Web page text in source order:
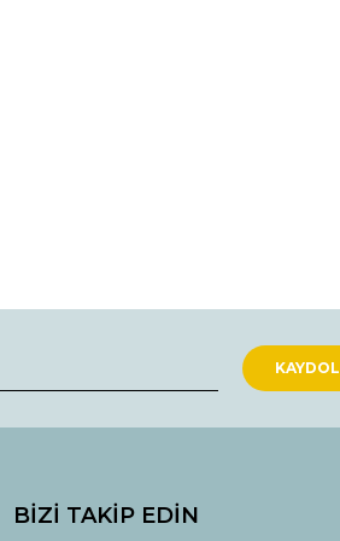
KAYDOL
BİZİ TAKİP EDİN